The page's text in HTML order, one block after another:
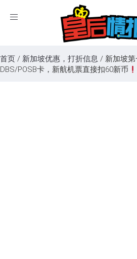
Toggle
首页 / 新加坡优惠，打折信息 / 新加坡
DBS/POSB卡，新航机票直接扣60新币